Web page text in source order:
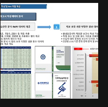
기존 진단 사이트를 보유하고 있으
며, 지금도 수많은 대학이 저희와 함
께 기초학습능력진단, 핵심역량진단,
NCS직무진단, 심리 및 진로 성향 검
사, 전공직무역량평가 등을 진행하고
있습니다. 현재 지금은 AI 분석이 활
성화되면서 이러한 진단 및 분석을
대학의 각 전공학과, 기업의 특정부
서, 중고등학교 등에서 자율적으로
진행하기를 원하는 분들이 많습니다.